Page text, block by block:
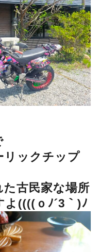
リックチップ
古民家な場所
((((ｏﾉ´3｀)ﾉ